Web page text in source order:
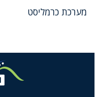
מערכת כרמליסט